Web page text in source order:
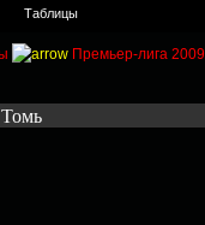
Таблицы
Премьер-лига 2009